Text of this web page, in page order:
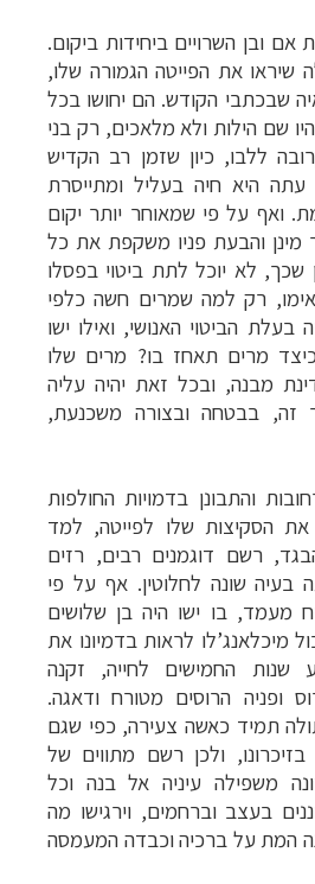
ובן השרויים ביחידות ביקום.
שיראו את הפייטה הגמורה שלו,
שבכתבי הקודש. הם יחושו בכל
שם הילות ולא מלאכים, רק בני
ללבו, כיון שזמן רב הקדיש
היא חיה בעליל ומתייסרת
ואף על פי שמאוחר יותר יקום
מינן והבעת פניו משקפת את כל
שכך, לא יוכל לתת ביטוי בפסלו
רק למה שמרים חשה כלפי
הביטוי האנושי, ואילו ישו
מרים תאחז בו? מרים שלו
מבנה, ובכל זאת יהיה עליה
זה, בבטחה ובצורה משכנעת,
והתבונן בדמויות החולפות
הסקיצות שלו לפייטה, למד
רשם דוגמנים רבים, רזים
בעיה שונה לחלוטין. אף על פי
מעמד, בו ישו היה בן שלושים
מיכלאנג’לו לראות בדמיונו את
החמישים לחייה, זקנה
ופניה הרוסים מטורח ודאגה.
תמיד כאשה צעירה, כפי שגם
ולכן רשם מתווים של
משפילה עיניה אל בנה וכל
בעצב וברחמים, וירגישו מה
המת על ברכיה וכבדה המעמסה